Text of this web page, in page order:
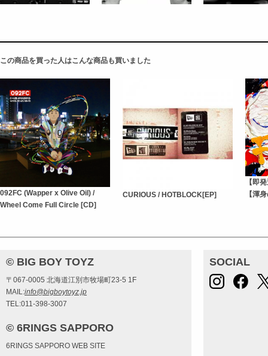
この商品を買った人はこんな商品も買いました
092FC (Wapper x Olive Oil) /
Wheel Come Full Circle [CD]
CURIOUS / HOTBLOCK[EP]
【即
【渾
© BIG BOY TOYZ
〒067-0005 北海道江別市牧場町23-5 1F
MAIL:info@bigboytoyz.jp
TEL:011-398-3007
© 6RINGS SAPPORO
6RINGS SAPPORO WEB SITE
SOCIAL